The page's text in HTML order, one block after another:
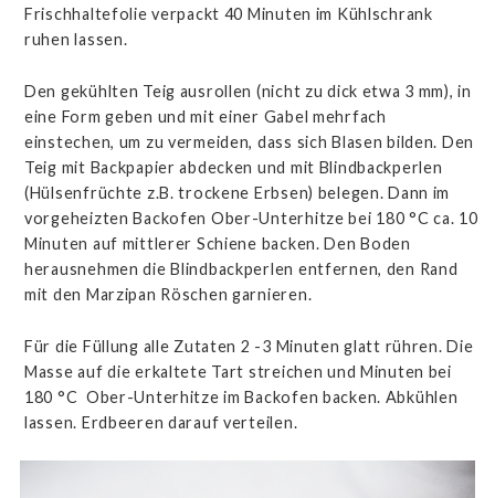
Frischhaltefolie verpackt 40 Minuten im Kühlschrank
ruhen lassen.
Den gekühlten Teig ausrollen (nicht zu dick etwa 3 mm), in
eine Form geben und mit einer Gabel mehrfach
einstechen, um zu vermeiden, dass sich Blasen bilden. Den
Teig mit Backpapier abdecken und mit Blindbackperlen
(Hülsenfrüchte z.B. trockene Erbsen) belegen. Dann im
vorgeheizten Backofen Ober-Unterhitze bei 180 °C ca. 10
Minuten auf mittlerer Schiene backen. Den Boden
herausnehmen die Blindbackperlen entfernen, den Rand
mit den Marzipan Röschen garnieren.
Für die Füllung alle Zutaten 2 -3 Minuten glatt rühren. Die
Masse auf die erkaltete Tart streichen und Minuten bei
180 °C Ober-Unterhitze im Backofen backen. Abkühlen
lassen. Erdbeeren darauf verteilen.